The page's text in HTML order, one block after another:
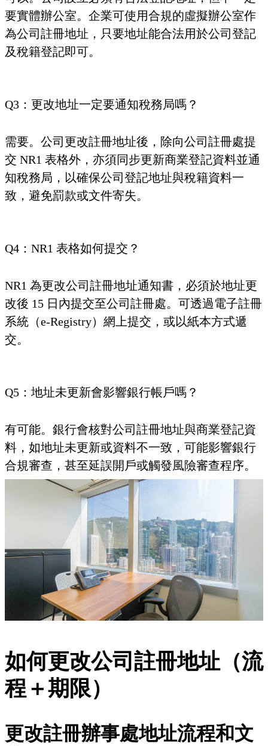
要實體辦公室。企業可使用合規的虛擬辦公室作
為公司註冊地址，只要地址能合法用於公司登記
及稅籍登記即可。
Q3：更改地址一定要通知稅務局嗎？
需要。公司更改註冊地址後，除向公司註冊處提
交 NR1 表格外，亦須同步更新商業登記資料並通
知稅務局，以確保公司登記地址與稅籍資料一
致，避免罰款或文件寄失。
Q4：NR1 表格如何提交？
NR1 為更改公司註冊地址通知書，必須於地址更
改後 15 日內提交至公司註冊處。可透過電子註冊
系統（e-Registry）網上提交，或以紙本方式遞
交。
Q5：地址未更新會影響銀行帳戶嗎？
有可能。銀行會核對公司註冊地址與商業登記資
料，如地址未更新或資料不一致，可能影響銀行
合規審查，甚至延誤開戶或觸發風險審查程序。
如何更改公司註冊地址（流
程＋期限）
更改註冊辦事處地址流程和文